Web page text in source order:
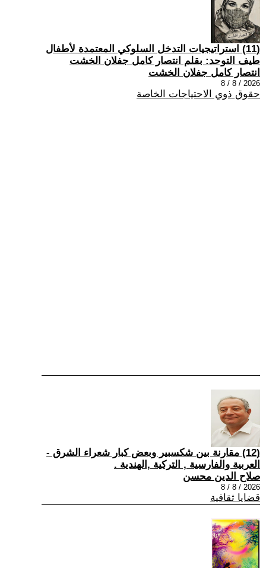
(11) استراتيجيات التدخل السلوكي المعتمدة لأطفال
طيف التوحد: بقلم انتصار كامل جفلان الخشت
انتصار كامل جفلان الخشت
2026 / 8 / 8
حقوق ذوي الاحتياجات الخاصة
(12) مقارنة بين شكسبير وبعض كبار شعراء الشرق -
العربية والفارسية , التركية ,الهندية .
صلاح الدين محسن
2026 / 8 / 8
قضايا ثقافية